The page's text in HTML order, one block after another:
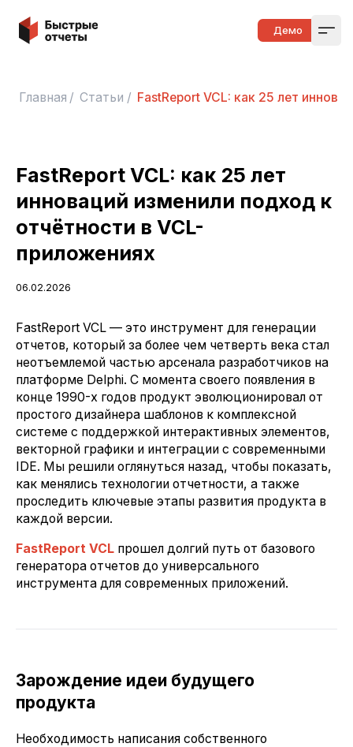
Быстрые отчеты Демо
Главная / Статьи / FastReport VCL: как 25 лет
FastReport VCL: как 25 лет
инноваций изменили подход к
отчётности в VCL-
приложениях
06.02.2026
FastReport VCL — это инструмент для генерации
отчетов, который за более чем четверть века стал
неотъемлемой частью арсенала разработчиков на
платформе Delphi. С момента своего появления в
конце 1990-х годов продукт эволюционировал от
простого дизайнера шаблонов к комплексной
системе с поддержкой интерактивных элементов,
векторной графики и интеграции с современными
IDE. Мы решили оглянуться назад, чтобы показать,
как менялись технологии отчетности, а также
проследить ключевые этапы развития продукта в
каждой версии.
FastReport VCL прошел долгий путь от базового
генератора отчетов до универсального
инструмента для современных приложений.
Зарождение идеи будущего
продукта
Необходимость написания собственного